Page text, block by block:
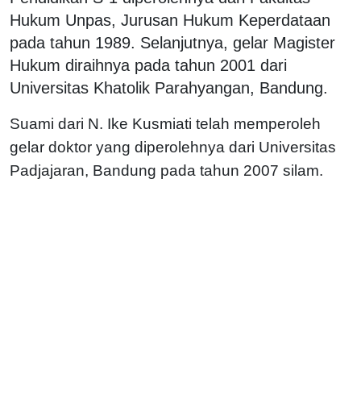
Hukum Unpas, Jurusan Hukum Keperdataan
pada tahun 1989. Selanjutnya, gelar Magister
Hukum diraihnya pada tahun 2001 dari
Universitas Khatolik Parahyangan, Bandung.
Suami dari N. Ike Kusmiati telah memperoleh
gelar doktor yang diperolehnya dari Universitas
Padjajaran, Bandung pada tahun 2007 silam.